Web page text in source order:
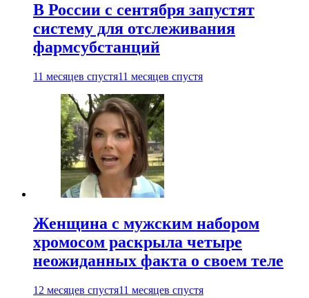
В России с сентября запустят
систему для отслеживания
фармсубстанций
11 месяцев спустя11 месяцев спустя
Женщина с мужским набором
хромосом раскрыла четыре
неожиданных факта о своем теле
12 месяцев спустя11 месяцев спустя